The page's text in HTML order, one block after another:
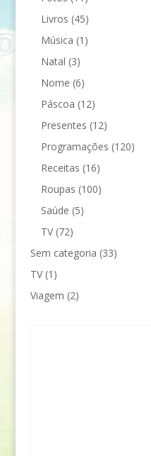
Livros (45)
Música (1)
Natal (3)
Nome (6)
Páscoa (12)
Presentes (12)
Programações (120)
Receitas (16)
Roupas (100)
Saúde (5)
TV(72)
Sem categoria (33)
TV(1)
Viagem (2)